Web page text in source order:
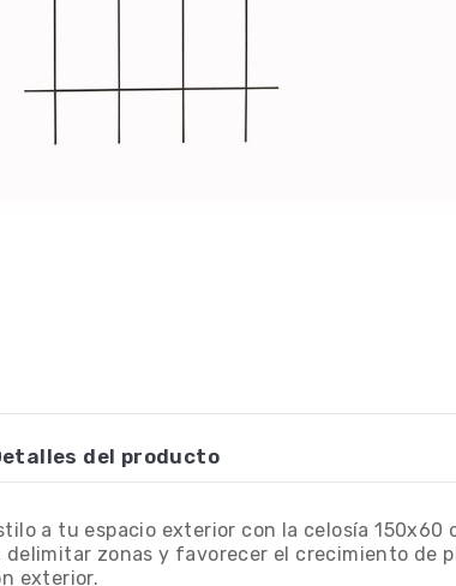
del producto
a tu espacio exterior con la celosía
delimitar zonas y favorecer el crecimiento de
exterior.